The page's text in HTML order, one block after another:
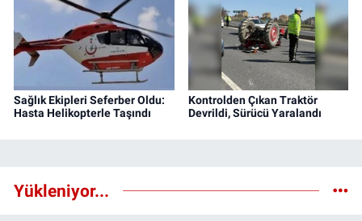
Sağlık Ekipleri Seferber Oldu:
Hasta Helikopterle Taşındı
Kontrolden Çıkan Traktör
Devrildi, Sürücü Yaralandı
Yükleniyor...